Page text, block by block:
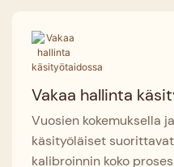
Vakaa hallinta
Vuosien kokemuksella
käsityöläiset
kalibroinnin koko